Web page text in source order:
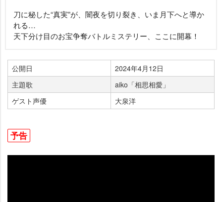
刀に秘した“真実”が、闇夜を切り裂き、いま月下へと導か
れる…
天下分け目のお宝争奪バトルミステリー、ここに開幕！
公開日
2024年4月12日
主題歌
aiko「相思相愛」
ゲスト声優
大泉洋
予告